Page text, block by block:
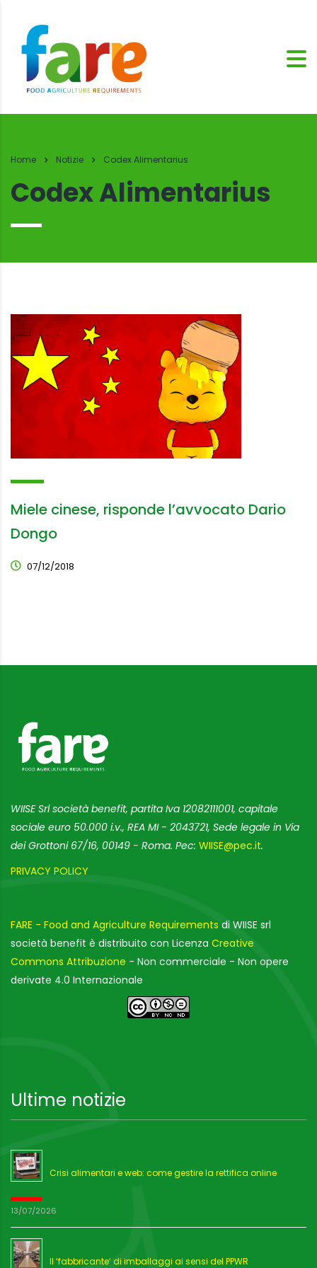
Home Notizie Codex Alimentarius
Codex Alimentarius
Miele cinese, risponde l’avvocato Dario
Dongo
07/12/2018
WIISE Srl società benefit, partita Iva 12082111001, capitale
sociale euro 50.000 i.v., REA MI - 2043721, Sede legale in Via
dei Grottoni 67/16, 00149 - Roma. Pec: WIISE@pec.it.
PRIVACY POLICY
FARE - Food and Agriculture Requirements di WIISE srl
società benefit è distribuito con Licenza Creative
Commons Attribuzione - Non commerciale - Non opere
derivate 4.0 Internazionale
Ultime notizie
Crisi alimentari e web: come gestire la rettifica online
13/07/2026
Il ‘fabbricante’ di imballaggi ai sensi del PPWR